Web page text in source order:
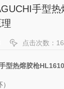
手型热
点击次数：
型热熔胶枪